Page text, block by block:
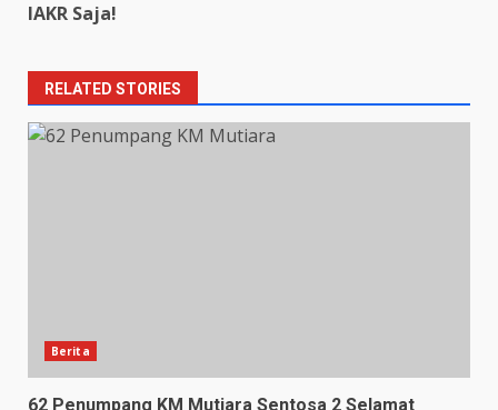
IAKR Saja!
RELATED STORIES
Berita
62 Penumpang KM Mutiara Sentosa 2 Selamat